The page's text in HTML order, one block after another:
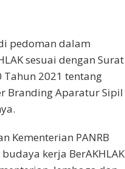
pedoman dalam
sesuai dengan Surat
2021 tentang
Branding Aparatur Sipil
Kementerian PANRB
kerja BerAKHLAK